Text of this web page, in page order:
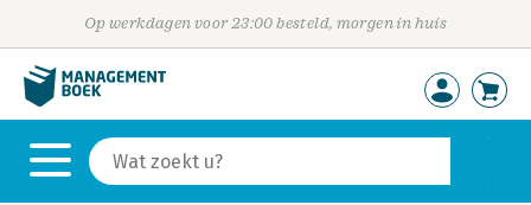
Op werkdagen voor 23:00 besteld, morgen in huis